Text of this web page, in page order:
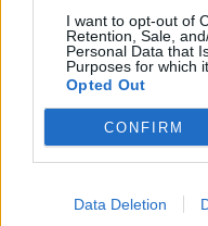
I want to opt-out of
Retention, Sale,
Personal Data that
Purposes for which
Opted Out
CONFIRM
Data Deletion
ΤΕΛΕΥΤΑΙΕΣ